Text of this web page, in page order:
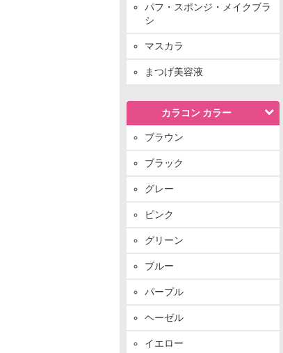
パフ・スポンジ・メイクブラ
シ
マスカラ
まつげ美容液
カラコン カラー
ブラウン
ブラック
グレー
ピンク
グリーン
ブルー
パープル
ヘーゼル
イエロー